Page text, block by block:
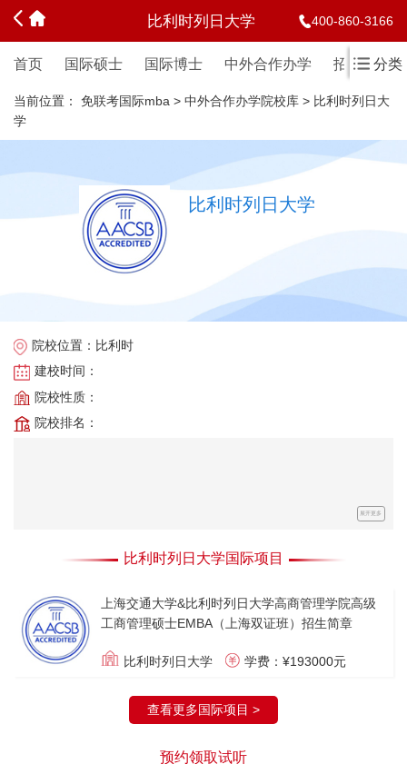
比利时列日大学 400-860-3166
首页 国际硕士 国际博士 中外合作办学 招生简章
分类
当前位置： 免联考国际mba > 中外合作办学院校库 > 比利时列日大
学
比利时列日大学
院校位置： 比利时
建校时间：
院校性质：
院校排名：
展开更多
比利时列日大学国际项目
上海交通大学&比利时列日大学高商管理学院高级
工商管理硕士EMBA（上海双证班）招生简章
比利时列日大学 学费：¥193000元
查看更多国际项目 >
预约领取试听